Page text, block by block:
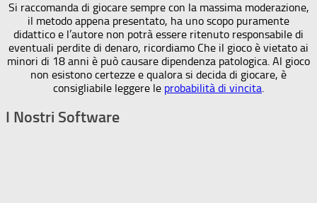
Si raccomanda di giocare sempre con la massima moderazione,
il metodo appena presentato, ha uno scopo puramente
didattico e l’autore non potrà essere ritenuto responsabile di
eventuali perdite di denaro, ricordiamo Che il gioco è vietato ai
minori di 18 anni è può causare dipendenza patologica. Al gioco
non esistono certezze e qualora si decida di giocare, è
consigliabile leggere le probabilità di vincita.
I Nostri Software